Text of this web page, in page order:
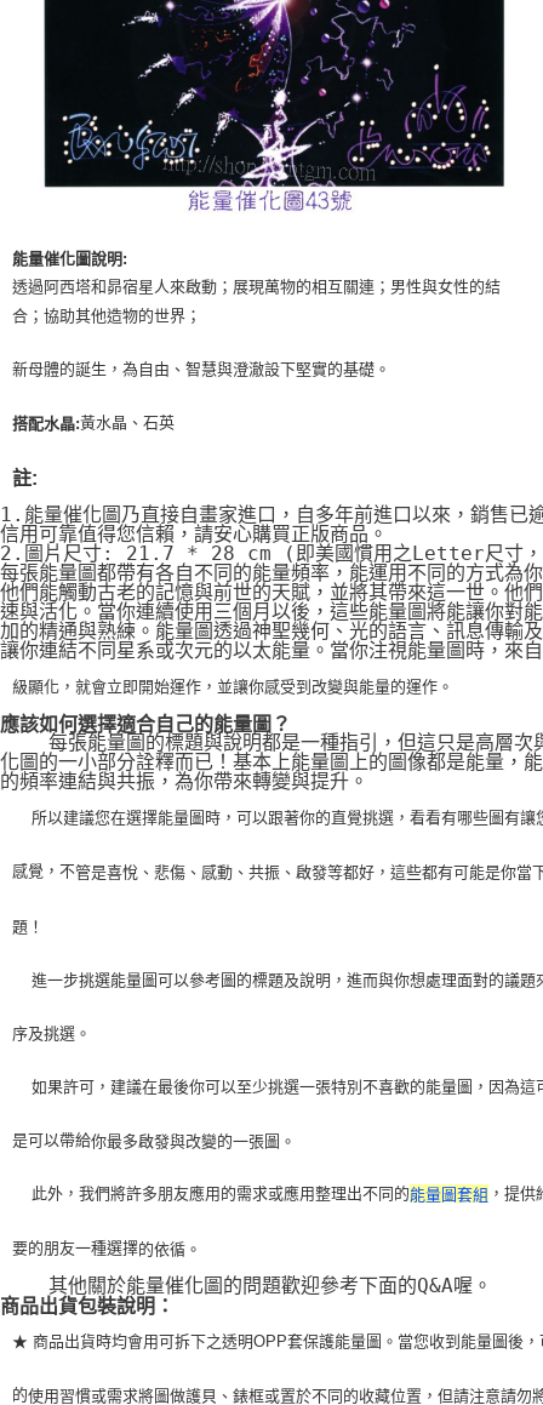
能量催化圖說明:
透過阿西塔和昴宿星人來啟動；展現萬物的相互關連；男性與女性的結
合；協助其他造物的世界；
新母體的誕生，為自由、智慧與澄澈設下堅實的基礎。
搭配水晶:黃水晶、石英
註:
1.能量催化圖乃直接自畫家進口，自多年前進口以來，銷售已
信用可靠值得您信賴，請安心購買正版商品。
2.圖片尺寸: 21.7 * 28 cm (即美國慣用之Letter尺寸，
每張能量圖都帶有各自不同的能量頻率，能運用不同的方式為
他們能觸動古老的記憶與前世的天賦，並將其帶來這一世。他
速與活化。當你連續使用三個月以後，這些能量圖將能讓你對
加的精通與熟練。能量圖透過神聖幾何、光的語言、訊息傳輸
讓你連結不同星系或次元的以太能量。當你注視能量圖時，來
級顯化，就會立即開始運作，並讓你感受到改變與能量的運作。
應該如何選擇適合自己的能量圖？
每張能量圖的標題與說明都是一種指引，但這只是高層次
化圖的一小部分詮釋而已！基本上能量圖上的圖像都是能量，
的頻率連結與共振，為你帶來轉變與提升。
所以建議您在選擇能量圖時，可以跟著你的直覺挑選，看看有哪些圖有讓
感覺，不管是喜悅、悲傷、感動、共振、啟發等都好，這些都有可能是你當
題！
進一步挑選能量圖可以參考圖的標題及說明，進而與你想處理面對的議題
序及挑選。
如果許可，建議在最後你可以至少挑選一張特別不喜歡的能量圖，因為這
是可以帶給你最多啟發與改變的一張圖。
    此外，我們將許多朋友應用的需求或應用整理出不同的
能量圖套組 ，提供
要的朋友一種選擇的依循。
    其他關於能量催化圖的問題歡迎參考下面的Q&A喔。
商品出貨包裝說明：
★ 商品出貨時均會用可拆下之透明OPP套保護能量圖。當您收到能量圖後，
的使用習慣或需求將圖做護貝、錶框或置於不同的收藏位置，但請注意請勿